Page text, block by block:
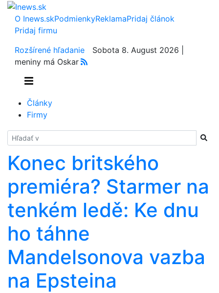
O Inews.skPodmienkyReklamaPridaj článok
Pridaj firmu
Rozšírené hľadanie
Sobota 8. August 2026 |
meniny má Oskar
Články
Firmy
Hladať
Konec britského
premiéra? Starmer na
tenkém ledě: Ke dnu
ho táhne
Mandelsonova vazba
na Epsteina